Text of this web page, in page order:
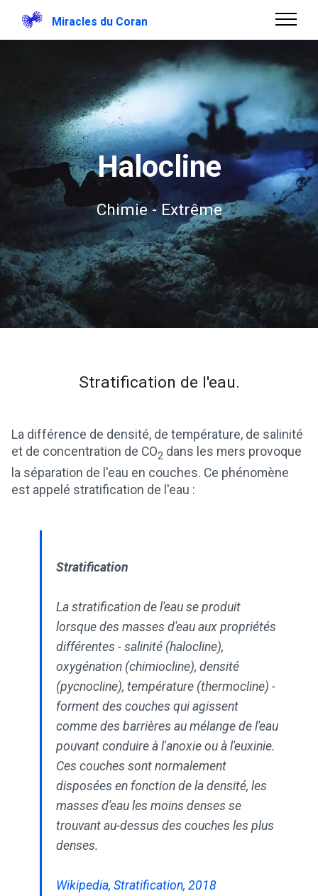
Miracles du Coran
Halocline
Chimie - Extrême
Stratification de l'eau.
La différence de densité, de température, de salinité
et de concentration de CO2 dans les mers provoque
la séparation de l'eau en couches. Ce phénomène
est appelé stratification de l'eau :
Stratification
La stratification de l'eau se produit
lorsque des masses d'eau aux propriétés
différentes - salinité (halocline),
oxygénation (chimiocline), densité
(pycnocline), température (thermocline) -
forment des couches qui agissent
comme des barrières au mélange de l'eau
pouvant conduire à l'anoxie ou à l'euxinie.
Ces couches sont normalement
disposées en fonction de la densité, les
masses d'eau les moins denses se
trouvant au-dessus des couches les plus
denses.
Wikipedia, Stratification, 2018